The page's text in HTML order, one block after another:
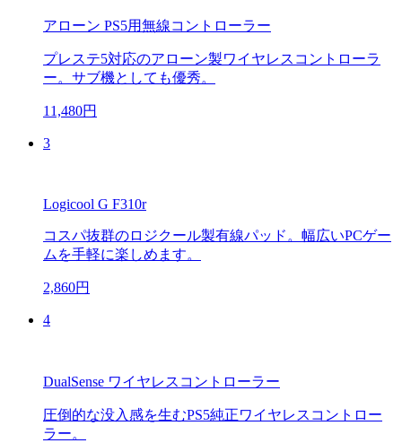
アローン PS5用無線コントローラー
プレステ5対応のアローン製ワイヤレスコントローラ
ー。サブ機としても優秀。
11,480円
3
Logicool G F310r
コスパ抜群のロジクール製有線パッド。幅広いPCゲー
ムを手軽に楽しめます。
2,860円
4
DualSense ワイヤレスコントローラー
圧倒的な没入感を生むPS5純正ワイヤレスコントロー
ラー。